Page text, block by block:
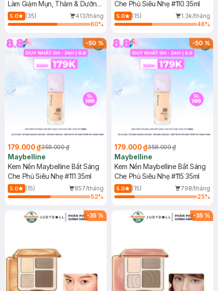
Làm Giảm Mụn, Thâm & Dưỡng
Ẩm Da 22g
5.0 (35)
413/tháng
60%
Che Phủ Siêu Nhẹ #110 35ml
5.0 (15)
1.3k/tháng
46%
-50%
179.000 ₫358.000 ₫
Maybelline
Kem Nền Maybelline Bắt Sáng
Che Phủ Siêu Nhẹ #111 35ml
5.0 (15)
857/tháng
52%
-50%
179.000 ₫358.000 ₫
Maybelline
Kem Nền Maybelline Bắt Sáng
Che Phủ Siêu Nhẹ #115 35ml
5.0 (15)
798/tháng
25%
-35 % -35 %